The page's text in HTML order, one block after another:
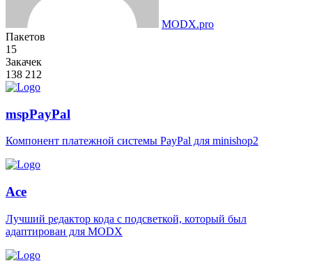
MODX.pro
Пакетов
15
Закачек
138 212
mspPayPal
Компонент платежной системы PayPal для minishop2
Ace
Лучший редактор кода с подсветкой, который был
адаптирован для MODX